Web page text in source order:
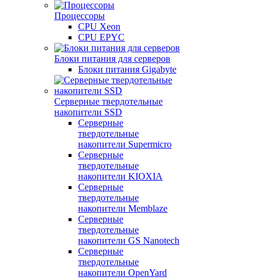
Процессоры
CPU Xeon
CPU EPYC
Блоки питания для серверов
Блоки питания Gigabyte
Серверные твердотельные
накопители SSD
Cерверные
твердотельные
накопители Supermicro
Cерверные
твердотельные
накопители KIOXIA
Cерверные
твердотельные
накопители Memblaze
Cерверные
твердотельные
накопители GS Nanotech
Серверные
твердотельные
накопители OpenYard